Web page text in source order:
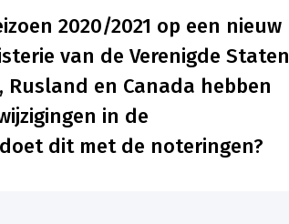
2020/2021 op een nieuw
van de Verenigde Staten
en Canada hebben
in de
dit met de noteringen?